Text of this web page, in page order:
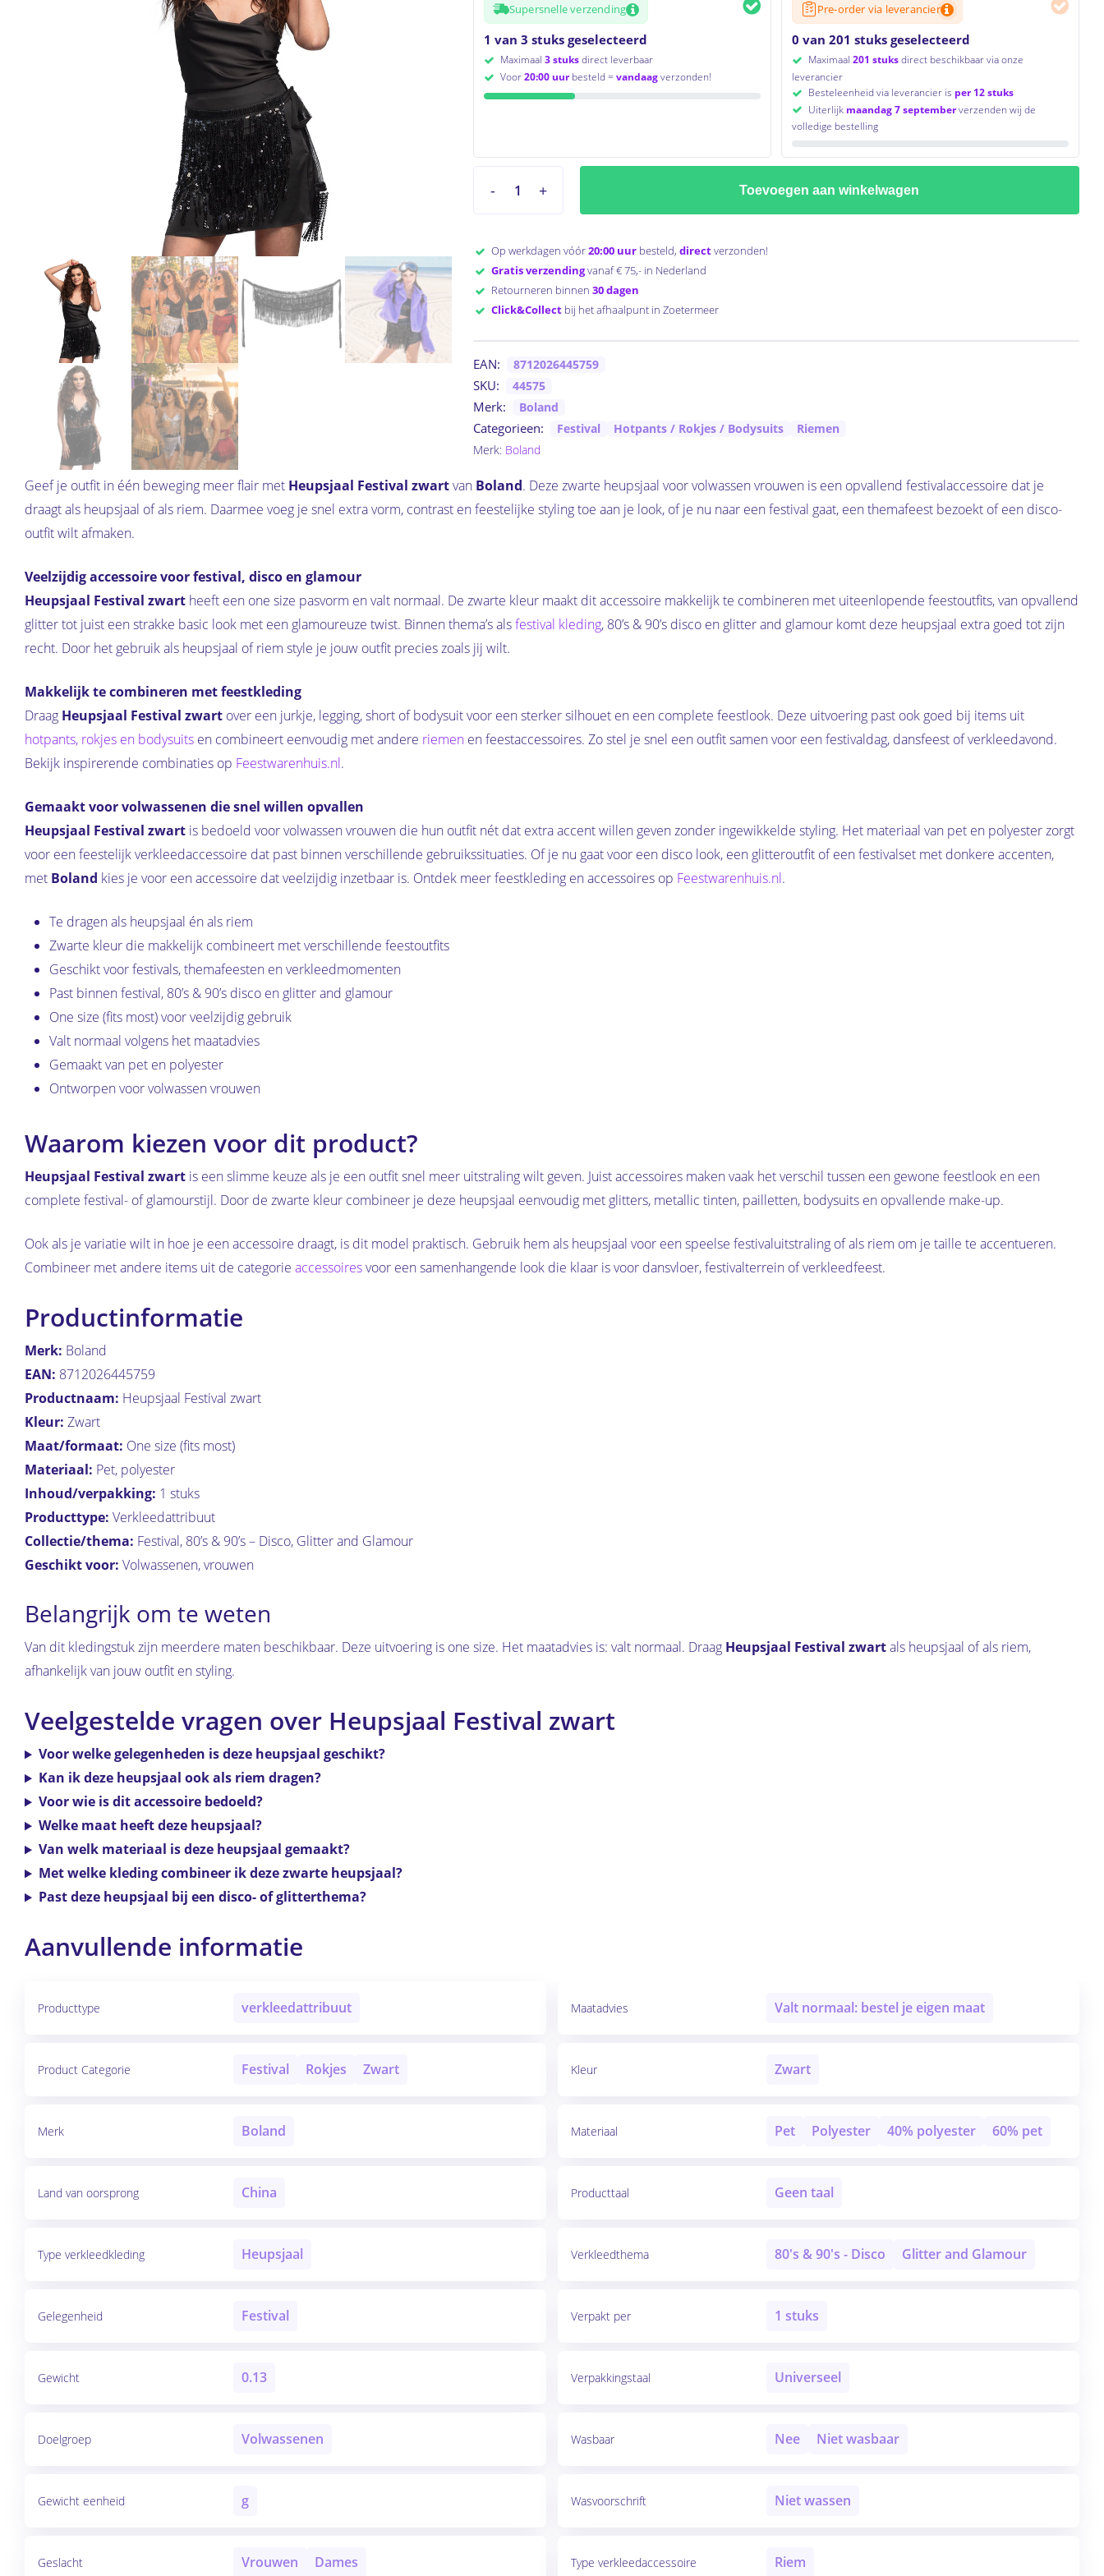
zoeken
Hit enter to search or ESC to close
Supersnelle verzending
1 van 3 stuks geselecteerd
Maximaal 3 stuksdirect leverbaar
Voor20:00 uurbesteld =vandaagverzonden!
Pre-order via leverancier
0 van 201 stuks geselecteerd
Maximaal 201 stuksdirect beschikbaar via onze
leverancier
Besteleenheid via leverancier is per 12 stuks
Uiterlijk maandag 7 septemberverzenden wij de
volledige bestelling
Toevoegen aan winkelwagen
Op werkdagen vóór20:00 uur besteld,directverzonden!
Gratis verzendingvanaf € 75,- in Nederland
Retourneren binnen30 dagen
Click&Collect bij het afhaalpunt in Zoetermeer
EAN: 8712026445759
SKU: 44575
Merk: Boland
Categorieen: Festival Hotpants / Rokjes / Bodysuits
Riemen
Merk: Boland
Geef je outfit in één beweging meer flair met Heupsjaal Festival zwartvan Boland. Deze zwarte heupsjaal voor volwassen vrouwen is een opvallend festivalaccessoire dat je
draagt als heupsjaal of als riem. Daarmee voeg je snel extra vorm, contrast en feestelijke styling toe aan je look, of je nu naar een festival gaat, een themafeest bezoekt of een disco-
outfit wilt afmaken.
Veelzijdig accessoire voor festival, disco en glamour
Heupsjaal Festival zwart heeft een one size pasvorm en valt normaal. De zwarte kleur maakt dit accessoire makkelijk te combineren met uiteenlopende feestoutfits, van opvallend
glitter tot juist een strakke basic look met een glamoureuze twist. Binnen thema’s alsfestival kleding, 80’s & 90’s disco en glitter and glamour komt deze heupsjaal extra goed tot zijn
recht. Door het gebruik als heupsjaal of riem style je jouw outfit precies zoals jij wilt.
Makkelijk te combineren met feestkleding
Draag Heupsjaal Festival zwart over een jurkje, legging, short of bodysuit voor een sterker silhouet en een complete feestlook. Deze uitvoering past ook goed bij items uit
hotpants, rokjes en bodysuits en combineert eenvoudig met andere riemen en feestaccessoires. Zo stel je snel een outfit samen voor een festivaldag, dansfeest of verkleedavond.
Bekijk inspirerende combinaties op Feestwarenhuis.nl.
Gemaakt voor volwassenen die snel willen opvallen
Heupsjaal Festival zwart is bedoeld voor volwassen vrouwen die hun outfit nét dat extra accent willen geven zonder ingewikkelde styling. Het materiaal van pet en polyester zorgt
voor een feestelijk verkleedaccessoire dat past binnen verschillende gebruikssituaties. Of je nu gaat voor een disco look, een glitteroutfit of een festivalset met donkere accenten,
met Boland kies je voor een accessoire dat veelzijdig inzetbaar is. Ontdek meer feestkleding en accessoires op Feestwarenhuis.nl.
Te dragen als heupsjaal én als riem
Zwarte kleur die makkelijk combineert met verschillende feestoutfits
Geschikt voor festivals, themafeesten en verkleedmomenten
Past binnen festival, 80’s & 90’s disco en glitter and glamour
One size (fits most) voor veelzijdig gebruik
Valt normaal volgens het maatadvies
Gemaakt van pet en polyester
Ontworpen voor volwassen vrouwen
Waarom kiezen voor dit product?
Heupsjaal Festival zwart is een slimme keuze als je een outfit snel meer uitstraling wilt geven. Juist accessoires maken vaak het verschil tussen een gewone feestlook en een
complete festival- of glamourstijl. Door de zwarte kleur combineer je deze heupsjaal eenvoudig met glitters, metallic tinten, pailletten, bodysuits en opvallende make-up.
Ook als je variatie wilt in hoe je een accessoire draagt, is dit model praktisch. Gebruik hem als heupsjaal voor een speelse festivaluitstraling of als riem om je taille te accentueren.
Combineer met andere items uit de categorie accessoiresvoor een samenhangende look die klaar is voor dansvloer, festivalterrein of verkleedfeest.
Productinformatie
Merk: Boland
EAN: 8712026445759
Productnaam: Heupsjaal Festival zwart
Kleur: Zwart
Maat/formaat: One size (fits most)
Materiaal: Pet, polyester
Inhoud/verpakking: 1 stuks
Producttype: Verkleedattribuut
Collectie/thema: Festival, 80’s & 90’s – Disco, Glitter and Glamour
Geschikt voor: Volwassenen, vrouwen
Belangrijk om te weten
Van dit kledingstuk zijn meerdere maten beschikbaar. Deze uitvoering is one size. Het maatadvies is: valt normaal. Draag Heupsjaal Festival zwartals heupsjaal of als riem,
afhankelijk van jouw outfit en styling.
Veelgestelde vragen over Heupsjaal Festival zwart
Voor welke gelegenheden is deze heupsjaal geschikt?
Kan ik deze heupsjaal ook als riem dragen?
Voor wie is dit accessoire bedoeld?
Welke maat heeft deze heupsjaal?
Van welk materiaal is deze heupsjaal gemaakt?
Met welke kleding combineer ik deze zwarte heupsjaal?
Past deze heupsjaal bij een disco- of glitterthema?
Aanvullende informatie
Producttype verkleedattribuut
Product Categorie Festival Rokjes Zwart
Merk Boland
Land van oorsprong China
Type verkleedkleding Heupsjaal
Gelegenheid Festival
Gewicht 0.13
Doelgroep Volwassenen
Gewicht eenheid g
Geslacht Vrouwen Dames
Maatadvies Valt normaal: bestel je eigen maat
Kleur Zwart
Materiaal Pet Polyester 40% polyester 60% pet
Producttaal Geen taal
Verkleedthema 80's & 90's - Disco Glitter and Glamour
Verpakt per 1 stuks
Verpakkingstaal Universeel
Wasbaar Nee Niet wasbaar
Wasvoorschrift Niet wassen
Type verkleedaccessoire Riem